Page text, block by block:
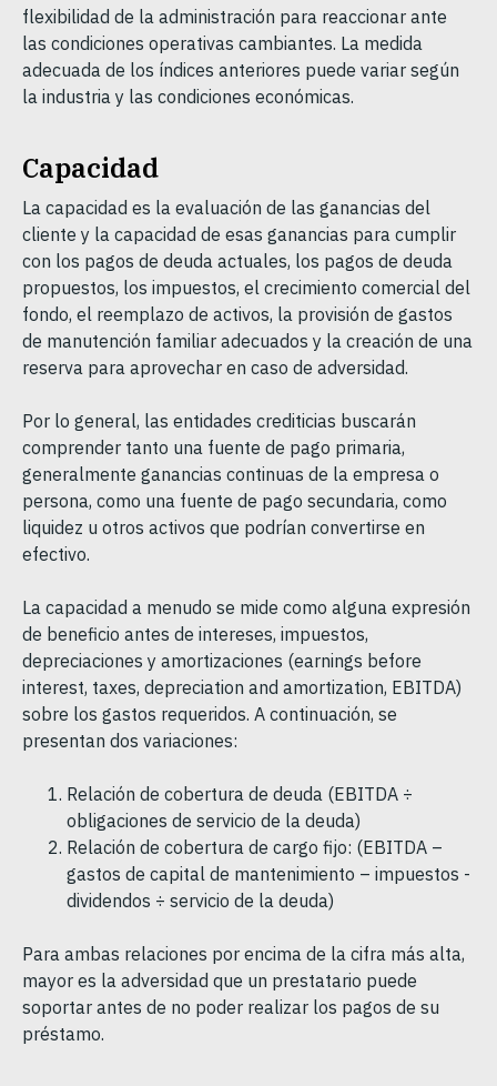
flexibilidad de la administración para reaccionar ante
las condiciones operativas cambiantes. La medida
adecuada de los índices anteriores puede variar según
la industria y las condiciones económicas.
Capacidad
La capacidad es la evaluación de las ganancias del
cliente y la capacidad de esas ganancias para cumplir
con los pagos de deuda actuales, los pagos de deuda
propuestos, los impuestos, el crecimiento comercial del
fondo, el reemplazo de activos, la provisión de gastos
de manutención familiar adecuados y la creación de una
reserva para aprovechar en caso de adversidad.
Por lo general, las entidades crediticias buscarán
comprender tanto una fuente de pago primaria,
generalmente ganancias continuas de la empresa o
persona, como una fuente de pago secundaria, como
liquidez u otros activos que podrían convertirse en
efectivo.
La capacidad a menudo se mide como alguna expresión
de beneficio antes de intereses, impuestos,
depreciaciones y amortizaciones (earnings before
interest, taxes, depreciation and amortization, EBITDA)
sobre los gastos requeridos. A continuación, se
presentan dos variaciones:
Relación de cobertura de deuda (EBITDA ÷
obligaciones de servicio de la deuda)
Relación de cobertura de cargo fijo: (EBITDA –
gastos de capital de mantenimiento – impuestos -
dividendos ÷ servicio de la deuda)
Para ambas relaciones por encima de la cifra más alta,
mayor es la adversidad que un prestatario puede
soportar antes de no poder realizar los pagos de su
préstamo.